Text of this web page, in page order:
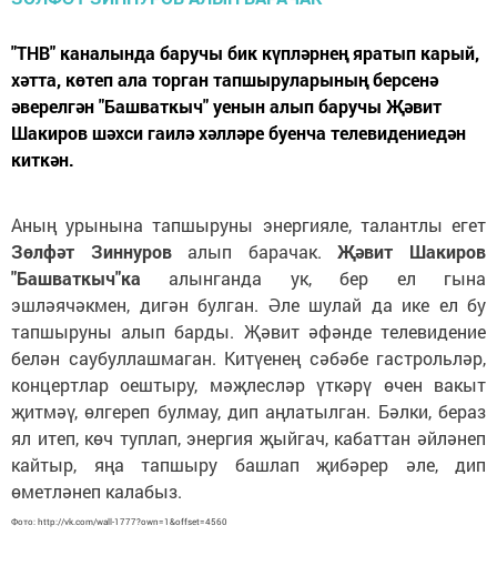
"ТНВ" каналында баручы бик күпләрнең яратып карый,
хәтта, көтеп ала торган тапшыруларының берсенә
әверелгән "Башваткыч" уенын алып баручы Җәвит
Шакиров шәхси гаилә хәлләре буенча телевидениедән
киткән.
Аның урынына тапшыруны энергияле, талантлы егет
Зөлфәт Зиннуровалып барачак.Җәвит Шакиров
"Башваткыч"ка алынганда ук, бер ел гына
эшләячәкмен, дигән булган. Әле шулай да ике ел бу
тапшыруны алып барды. Җәвит әфәнде телевидение
белән саубуллашмаган. Китүенең сәбәбе гастрольләр,
концертлар оештыру, мәҗлесләр үткәрү өчен вакыт
җитмәү, өлгереп булмау, дип аңлатылган. Бәлки, бераз
ял итеп, көч туплап, энергия җыйгач, кабаттан әйләнеп
кайтыр, яңа тапшыру башлап җибәрер әле, дип
өметләнеп калабыз.
Фото: http://vk.com/wall-1777?own=1&offset=4560